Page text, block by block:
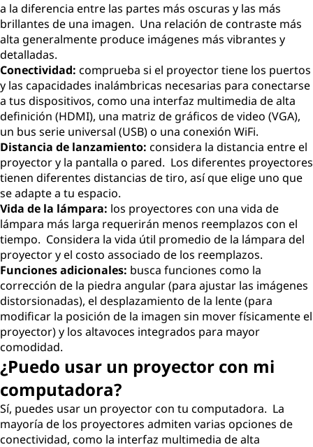
a la diferencia entre las partes más oscuras y las más
brillantes de una imagen. Una relación de contraste más
alta generalmente produce imágenes más vibrantes y
detalladas.
Conectividad: comprueba si el proyector tiene los puertos
y las capacidades inalámbricas necesarias para conectarse
a tus dispositivos, como una interfaz multimedia de alta
definición (HDMI), una matriz de gráficos de video (VGA),
un bus serie universal (USB) o una conexión WiFi.
Distancia de lanzamiento: considera la distancia entre el
proyector y la pantalla o pared. Los diferentes proyectores
tienen diferentes distancias de tiro, así que elige uno que
se adapte a tu espacio.
Vida de la lámpara: los proyectores con una vida de
lámpara más larga requerirán menos reemplazos con el
tiempo. Considera la vida útil promedio de la lámpara del
proyector y el costo associado de los reemplazos.
Funciones adicionales: busca funciones como la
corrección de la piedra angular (para ajustar las imágenes
distorsionadas), el desplazamiento de la lente (para
modificar la posición de la imagen sin mover físicamente el
proyector) y los altavoces integrados para mayor
comodidad.
¿Puedo usar un proyector con mi
computadora?
Sí, puedes usar un proyector con tu computadora. La
mayoría de los proyectores admiten varias opciones de
conectividad, como la interfaz multimedia de alta